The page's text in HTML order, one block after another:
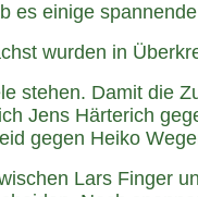
es einige
wurden in
stehen. Damit die
Jens Härterich
gegen Heiko
Lars Finger